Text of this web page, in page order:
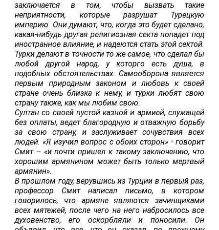
заключается в том, чтобы вызвать такие
неприятности, которые разрушат Турецкую
империю. Они думают, что, когда это будет сделано,
какая-нибудь другая религиозная секта попадет под
иностранное влияние, и надеются стать этой сектой.
Турки делают в точности то же самое, что сделал бы
любой другой народ, у которго есть душа, в
подобных обстоятельствах. Самооборона является
первым природным законом и любовь к своей
стране очень близка к нему, и турки любят свою
страну также, как мы любим свою.
Султан со своей пустой казной и армией, служащей
без оплаты, ведет благородную и отважную борьбу
за свою страну, и заслуживает сочувствия всех
людей. «Я изучил вопрос с обоих сторон» - говорит
Смит – «и почти пришел к такому заключению, что
хорошим армянином может быть только мертвый
армянин».
В прошлом году, верувшись из Турции в первый раз,
профессор Смит написал письмо, в котором
говорилось, что армяне являются зачинщиками
всех мятежей, после чего на него набросилось все
духовенство, его оскорбляли и поносили. Он